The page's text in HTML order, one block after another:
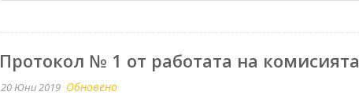
Протокол № 1 от работата на комисията
20 Юни 2019 Обновено